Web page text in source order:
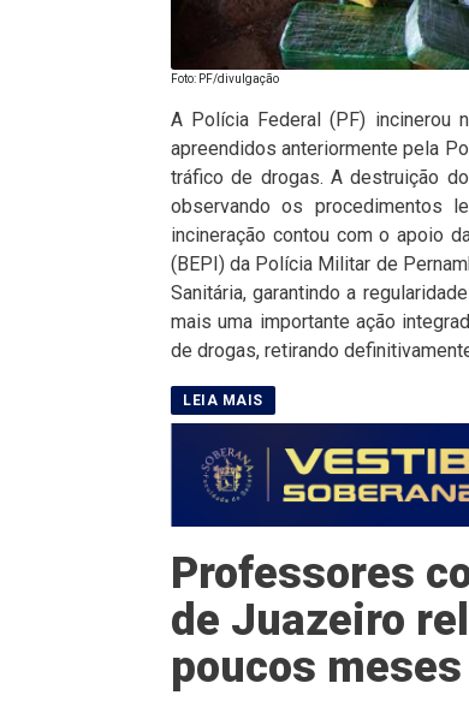
Foto: PF/divulgação
A Polícia Federal (PF) incinerou
apreendidos anteriormente pela
tráfico de drogas. A destruição
observando os procedimentos
incineração contou com o apoio
(BEPI) da Polícia Militar de
Sanitária, garantindo a
mais uma importante ação
de drogas, retirando
Professores
de Juazeiro
poucos meses